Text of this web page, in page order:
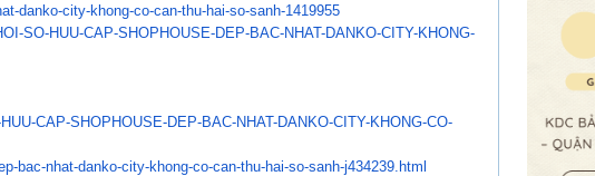
danko-city-khong-co-can-thu-hai-so-sanh-1419955
SO-HUU-CAP-SHOPHOUSE-DEP-BAC-NHAT-DANKO-CITY-KHONG-
CAP-SHOPHOUSE-DEP-BAC-NHAT-DANKO-CITY-KHONG-CO-
bac-nhat-danko-city-khong-co-can-thu-hai-so-sanh-j434239.html